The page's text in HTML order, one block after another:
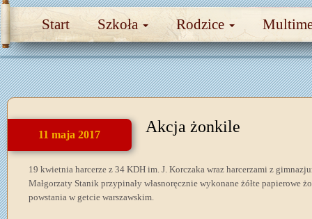
Start Szkoła Rodzice
11 maja 2017 Akcja żonkile
19 kwietnia harcerze z 34 KDH im. J. Korczaka wraz harcerzami z
Małgorzaty Stanik przypinały własnoręcznie wykonane żółte papierowe
powstania w getcie warszawskim.